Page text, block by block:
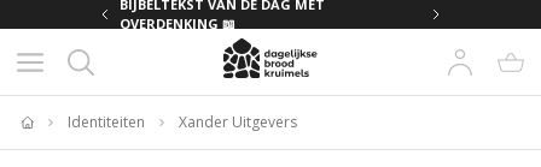
BIJBELTEKST VAN DE DAG MET
OVERDENKING 📖
Home
Identiteiten Xander Uitgevers